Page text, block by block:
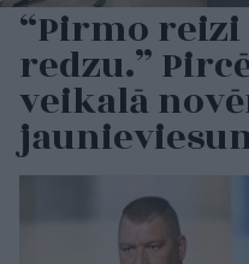
“Pirmo
redzu.”
veikalā